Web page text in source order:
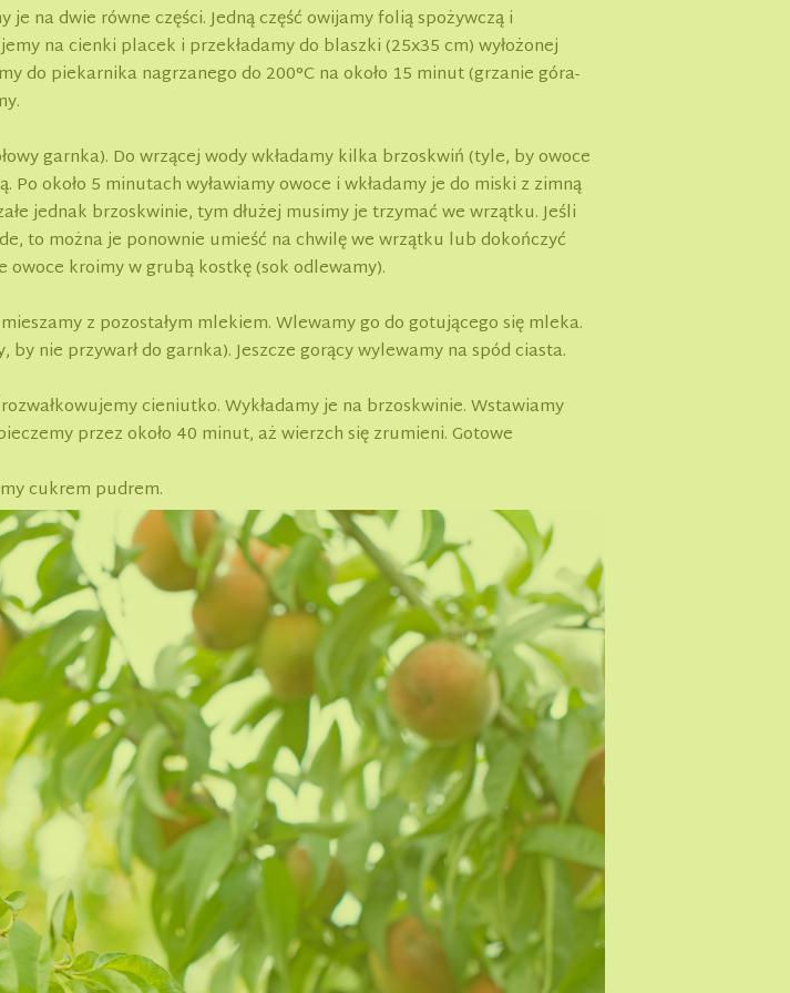
na dwie równe części. Jedną część owijamy folią spożywczą i
na cienki placek i przekładamy do blaszki (25x35 cm) wyłożonej
do piekarnika nagrzanego do 200°C na około 15 minut (grzanie góra-
garnka). Do wrzącej wody wkładamy kilka brzoskwiń (tyle, by owoce
około 5 minutach wyławiamy owoce i wkładamy je do miski z zimną
jednak brzoskwinie, tym dłużej musimy je trzymać we wrzątku. Jeśli
to można je ponownie umieść na chwilę we wrzątku lub dokończyć
kroimy w grubą kostkę (sok odlewamy).
z pozostałym mlekiem. Wlewamy go do gotującego się mleka.
nie przywarł do garnka). Jeszcze gorący wylewamy na spód ciasta.
cieniutko. Wykładamy je na brzoskwinie. Wstawiamy
przez około 40 minut, aż wierzch się zrumieni. Gotowe
cukrem pudrem.